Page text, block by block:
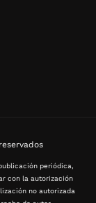
periódica,
con la autorización
no autorizada